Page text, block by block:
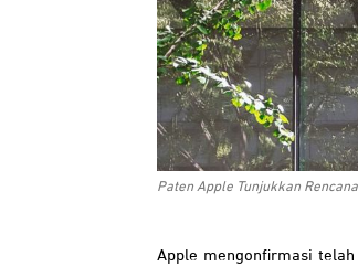
Paten Apple Tunjukkan
Apple mengonfirmasi